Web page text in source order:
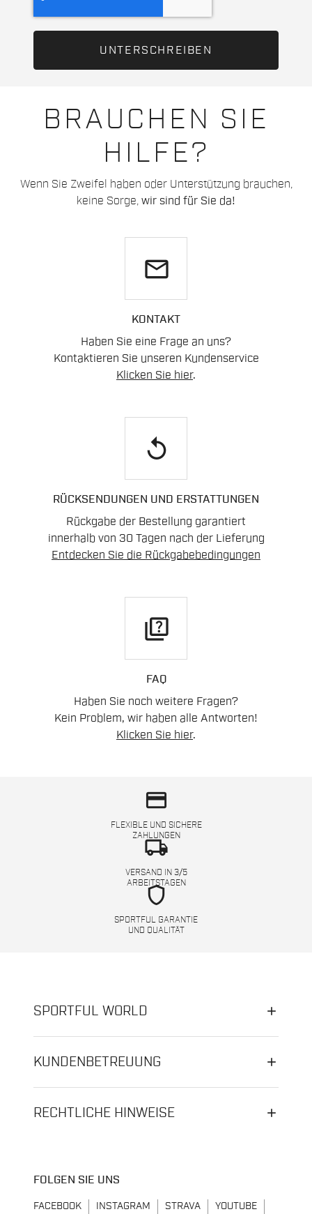
BRAUCHEN SIE
HILFE?
Wenn Sie Zweifel haben oder Unterstützung brauchen,
keine Sorge, wir sind für Sie da!
email
KONTAKT
Haben Sie eine Frage an uns?
Kontaktieren Sie unseren Kundenservice
Klicken Sie hier.
replay
RÜCKSENDUNGEN UND ERSTATTUNGEN
Rückgabe der Bestellung garantiert
innerhalb von 30 Tagen nach der Lieferung
Entdecken Sie die Rückgabebedingungen
quiz
FAQ
Haben Sie noch weitere Fragen?
Kein Problem, wir haben alle Antworten!
Klicken Sie hier.
credit_card
FLEXIBLE UND SICHERE
ZAHLUNGEN
local_shipping
VERSAND IN 3/5
ARBEITSTAGEN
shield
SPORTFUL GARANTIE
UND QUALITÄT
SPORTFUL WORLD
KUNDENBETREUUNG
RECHTLICHE HINWEISE
FOLGEN SIE UNS
FACEBOOK INSTAGRAM STRAVA YOUTUBE